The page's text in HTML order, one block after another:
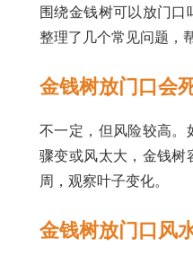
围绕金钱树可以放门
整理了几个常见问题，
金钱树放门口会
不一定，但风险较高
骤变或风太大，金钱
周，观察叶子变化。
金钱树放门口风